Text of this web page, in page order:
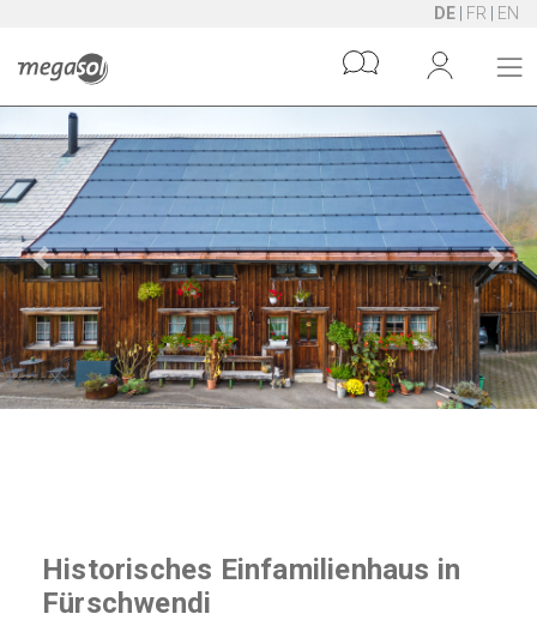
DE FR EN
Previous Next
Historisches Einfamilienhaus in
Fürschwendi